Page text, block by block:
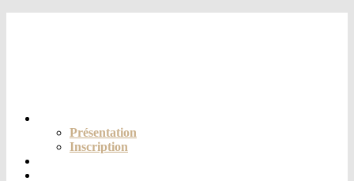
Présentation
Inscription